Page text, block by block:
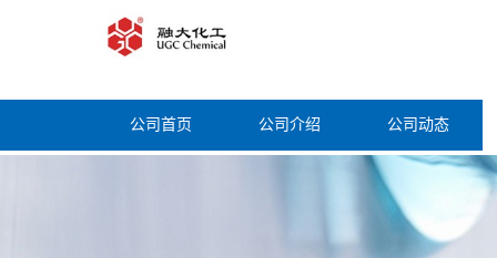
公司首页 公司介绍 公司动态